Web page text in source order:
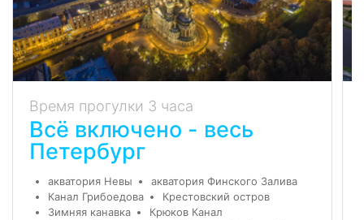
Время прогулки 3 часа
Всё включено - весь
Петербург
акватория Невы
акватория Финского Залива
Канал Грибоедова
Крестовский остров
Зимняя канавка
Крюков Канал